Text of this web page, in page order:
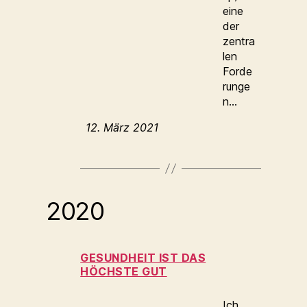
eine
der
zentra
len
Forde
runge
n…
12. März 2021
2020
GESUNDHEIT IST DAS
HÖCHSTE GUT